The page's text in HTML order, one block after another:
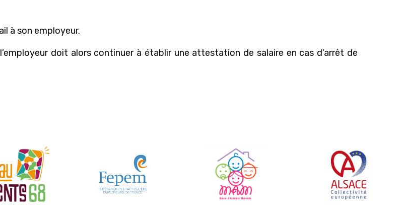
à son employeur.
doit alors continuer à établir une attestation de salaire en cas d’arrêt de